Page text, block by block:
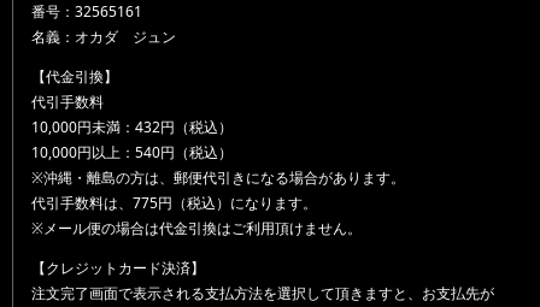
番号：32565161
名義：オカダ ジュン
【代金引換】
代引手数料
10,000円未満：432円（税込）
10,000円以上：540円（税込）
※沖縄・離島の方は、郵便代引きになる場合があります。
代引手数料は、775円（税込）になります。
※メール便の場合は代金引換はご利用頂けません。
【クレジットカード決済】
注文完了画面で表示される支払方法を選択して頂きますと、お支払先が